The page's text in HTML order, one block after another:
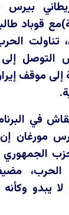
بيرس
قوباد
تناولت
التوصل
موقف
في
مورغان
الحرب،
لا يبدو